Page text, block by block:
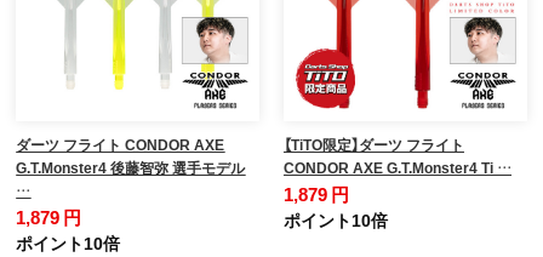
ダーツ フライト CONDOR AXE
G.T.Monster4 後藤智弥 選手モデル
…
1,879 円
ポイント10倍
【TiTO限定】ダーツ フライト
CONDOR AXE G.T.Monster4 Ti …
1,879 円
ポイント10倍